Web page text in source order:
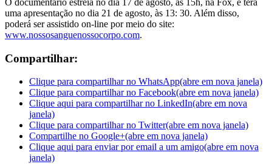
uma apresentação no dia 21 de agosto, às 13: 30. Além disso,
poderá ser assistido on-line por meio do site:
www.nossosanguenossocorpo.com.
Compartilhar:
Clique para compartilhar no WhatsApp(abre em nova janela)
Clique para compartilhar no Facebook(abre em nova janela)
Clique aqui para compartilhar no LinkedIn(abre em nova
janela)
Clique para compartilhar no Twitter(abre em nova janela)
Compartilhe no Google+(abre em nova janela)
Clique aqui para enviar por email a um amigo(abre em nova
janela)